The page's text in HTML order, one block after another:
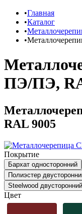
Главная
Каталог
ПЭ/ПЭ,
RAL 9005
Покрытие
Бархат односторонний
Полиэстер
Steelwood двусторонний
Цвет